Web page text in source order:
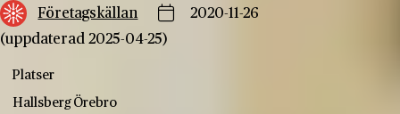
Företagskällan
2020-11-26
(uppdaterad 2025-04-25)
Platser
Hallsberg Örebro